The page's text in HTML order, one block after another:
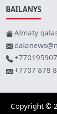
BAILANYS
Almaty
+7707 878
Copyright ©